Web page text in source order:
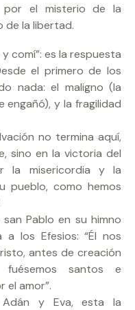
por el misterio de la
de la libertad.
comí”: es la respuesta
el primero de los
nada: el maligno (la
engañó), y la fragilidad
no termina aquí,
sino en la victoria del
la misericordia y la
pueblo, como hemos
Pablo en su himno
los Efesios: “Él nos
antes de creación
santos e
el amor”.
y Eva, esta la